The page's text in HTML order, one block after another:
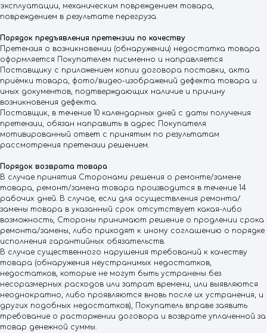
эксплуатации, механическим повреждением товара,
повреждением в результате перегруза.
Порядок предъявления претензии по качеству
Претензия о возникновении (обнаружении) недостатка товара
оформляется Покупателем письменно и направляется
Поставщику с приложением копии договора поставки, акта
приёмки товара, фото/видео-изображений дефекта товара и
иных документов, подтверждающих наличие и причину
возникновения дефекта.
Поставщик, в течение 10 календарных дней с даты получения
претензии, обязан направить в адрес Покупателя
мотивированный ответ с принятым по результатам
рассмотрения претензии решением.
Порядок возврата товара
В случае принятия Сторонами решения о ремонте/замене
товара, ремонт/замена товара производится в течение 14
рабочих дней. В случае, если для осуществления ремонта/
замены товара в указанный срок отсутствует какая-либо
возможность, Стороны принимают решение о продлении срока
ремонта/замены, либо приходят к иному соглашению о порядке
исполнения гарантийных обязательств.
В случае существенного нарушения требований к качеству
товара (обнаружения неустранимых недостатков,
недостатков, которые не могут быть устранены без
несоразмерных расходов или затрат времени, или выявляются
неоднократно, либо проявляются вновь после их устранения, и
других подобных недостатков), Покупатель вправе заявить
требование о расторжении договора и возврате уплаченной за
товар денежной суммы.